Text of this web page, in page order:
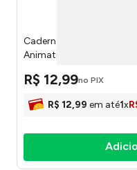
Caderno Brochura 1/4
Animativa
R$ 12,99no PIX
R$ 12,99 em até1x